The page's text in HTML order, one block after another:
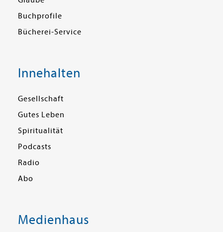
Buchprofile
Bücherei-Service
Innehalten
Gesellschaft
Gutes Leben
Spiritualität
Podcasts
Radio
Abo
Medienhaus